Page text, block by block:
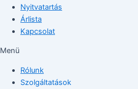
Nyitvatartás
Árlista
Kapcsolat
Menü
Rólunk
Szolgáltatások